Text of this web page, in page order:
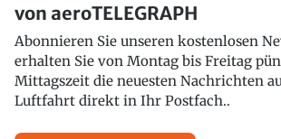
von aeroTELEGRAPH
Abonnieren Sie unseren kostenlosen
erhalten Sie von Montag bis Freitag
Mittagszeit die neuesten Nachrichten
Luftfahrt direkt in Ihr Postfach..